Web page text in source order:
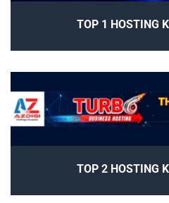
TOP 1 HOSTING
TOP 2 HOSTING